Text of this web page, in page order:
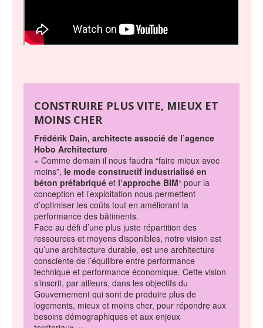
CONSTRUIRE PLUS VITE, MIEUX ET
MOINS CHER
Frédérik Dain, architecte associé de l’agence
Hobo Architecture
« Comme demain il nous faudra “faire mieux avec
moins”, le mode constructif industrialisé en
béton préfabriqué et l’approche BIM* pour la
conception et l’exploitation nous permettent
d’optimiser les coûts tout en améliorant la
performance des bâtiments.
Face au défi d’une plus juste répartition des
ressources et moyens disponibles, notre vision est
qu’une architecture durable, est une architecture
consciente de l’équilibre entre performance
technique et performance économique. Cette vision
s’inscrit, par ailleurs, dans les objectifs du
Gouvernement qui sont de produire plus de
logements, mieux et moins cher, pour répondre aux
besoins démographiques et aux enjeux